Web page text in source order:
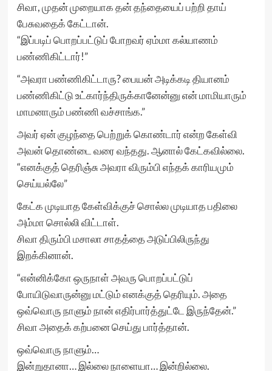
சிவா, முதன் முறையாக தன் தந்தையைப் பற்றி தாய்
பேசுவதைக் கேட்டான்.
“இப்படிப் பொறப்பட்டுப் போறவர் ஏம்மா கல்யாணம்
பண்ணிகிட்டார்!”
“அவரா பண்ணிகிட்டாரு? பையன் அடிக்கடி தியானம்
பண்ணிகிட்டு உட்கார்ந்திருக்கானேன்னு என் மாமியாரும்
மாமனாரும் பண்ணி வச்சாங்க.”
அவர் ஏன் குழந்தை பெற்றுக் கொண்டார் என்ற கேள்வி
அவன் தொண்டை வரை வந்தது. ஆனால் கேட்கவில்லை.
“எனக்குத் தெரிஞ்சு அவரா விரும்பி எந்தக் காரியமும்
செய்யல்லே”
கேட்க முடியாத கேள்விக்குச் சொல்ல முடியாத பதிலை
அம்மா சொல்லி விட்டாள்.
சிவா திரும்பி மசாலா சாதத்தை அடுப்பிலிருந்து
இறக்கினான்.
“என்னிக்கோ ஒருநாள் அவரு பொறப்பட்டுப்
போயிடுவாருன்னு மட்டும் எனக்குத் தெரியும். அதை
ஒவ்வொரு நாளும் நான் எதிர்பார்த்துட்டே இருந்தேன்.”
சிவா அதைக் கற்பனை செய்து பார்த்தான்.
ஒவ்வொரு நாளும்…
இன்றுதானா… இல்லை நாளையா… இன்றில்லை.